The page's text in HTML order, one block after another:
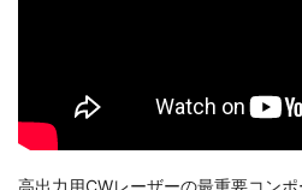
高出力用CWレーザーの最重要コン